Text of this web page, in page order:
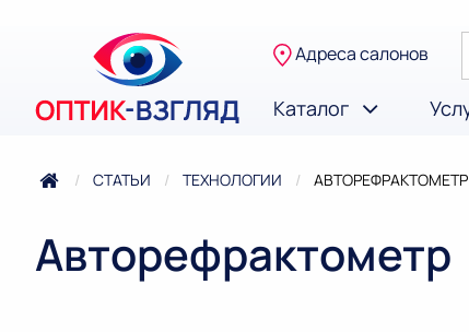
Адреса салонов
Каталог
СТАТЬИ ТЕХНОЛОГИИ ТЕКУЩАЯ:
АВТОРЕФРАКТОМЕТР
Авторефрактометр